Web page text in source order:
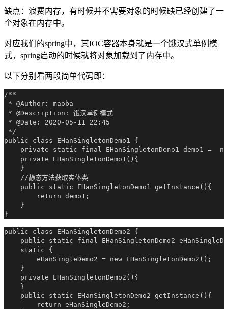
缺点：浪费内存，有时候并不需要对象的时候缺已经创建了一
个对象在内存中。
对应我们的spring中，其IOC容器本身就是一个饿汉式单例模
式，spring启动的时候就将对象加载到了内存中。
以下分别看两段简单代码即：
/**
* @Author: maoba
* @Description: 饿汉单例模式
* @Date: 2020-05-11 22:45
*/
public class EHanSingletonDemo1 {
private static final EHanSingletonDemo1 demo1 =
    private EHanSingletonDemo1(){
    }
    //静态方法获取实体类
    public static EHanSingletonDemo1 getInstance(){
        return demo1;
    }
public class EHanSingletonDemo2 {
public static final EHanSingletonDemo2
    static {
        eHanSingleDemo2 = new EHanSingletonDemo2();
    }
    private EHanSingletonDemo2(){
    }
    public static EHanSingletonDemo2 getInstance(){
        return eHanSingleDemo2;